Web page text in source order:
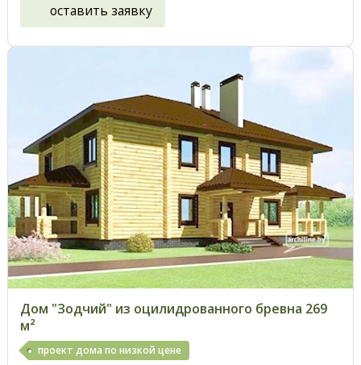
оставить заявку
Дом "Зодчий" из оцилидрованного бревна 269
м²
проект дома по низкой цене